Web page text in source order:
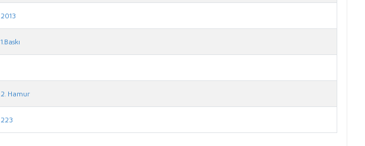
2013
1.Baskı
2. Hamur
223